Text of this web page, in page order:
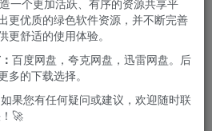
一个更加活跃、有序的资源共享平
更优质的绿色软件资源，并不断完善
更舒适的使用体验。
百度网盘，夸克网盘，迅雷网盘。后
的下载选择。
果您有任何疑问或建议，欢迎随时联
🚀